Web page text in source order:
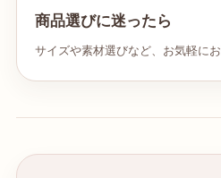
商品選びに迷ったら
サイズや素材選びなど、お気軽に